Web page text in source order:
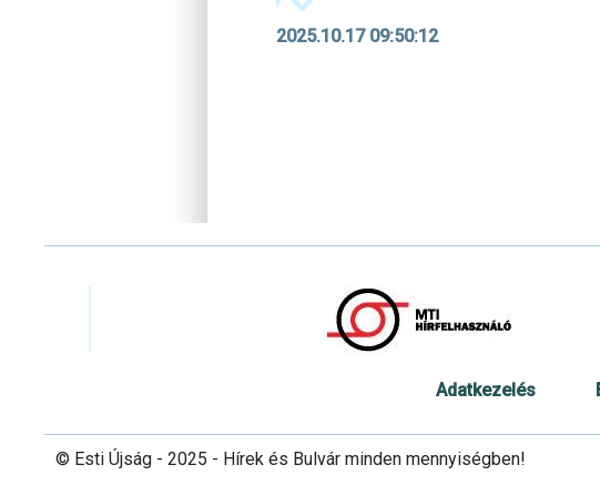
2025.10.17 09:50:12
Adatkezelés
© Esti Újság - 2025 - Hírek és Bulvár minden mennyiségben!